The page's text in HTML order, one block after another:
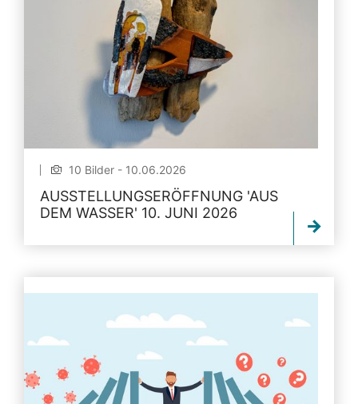
10 Bilder - 10.06.2026
AUSSTELLUNGSERÖFFNUNG 'AUS
DEM WASSER' 10. JUNI 2026